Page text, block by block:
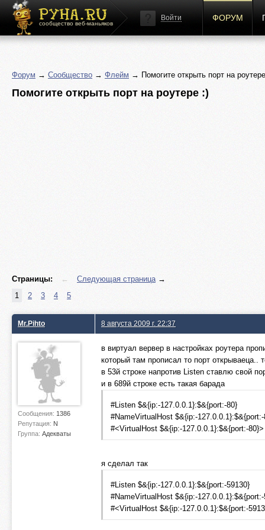
сообщество веб-маньяков
Войти ФОРУМ
Форум → Сообщество → Флейм → Помогите открыть порт на
Помогите открыть порт на роутере :)
Страницы: ← Следующая страница→
1
2 3 4 5
Mr.Pihto
Сообщения: 1386
Репутация: N
Группа: Адекваты
8 августа 2009 г. 22:37
в виртуал вервер в настройках роутера
который там прописал то порт открываеца..
в 53й строке напротив Listen ставлю свой
и в 689й строке есть такая барада
#Listen $&{ip:-127.0.0.1}:$&{port:-80}
#NameVirtualHost $&{ip:-127.0.0.1}:$&{port:-
#<VirtualHost $&{ip:-127.0.0.1}:$&{port:-80}>
я сделал так
#Listen $&{ip:-127.0.0.1}:$&{port:-59130}
#NameVirtualHost $&{ip:-127.0.0.1}:$&{port:-
#<VirtualHost $&{ip:-127.0.0.1}:$&{port:-